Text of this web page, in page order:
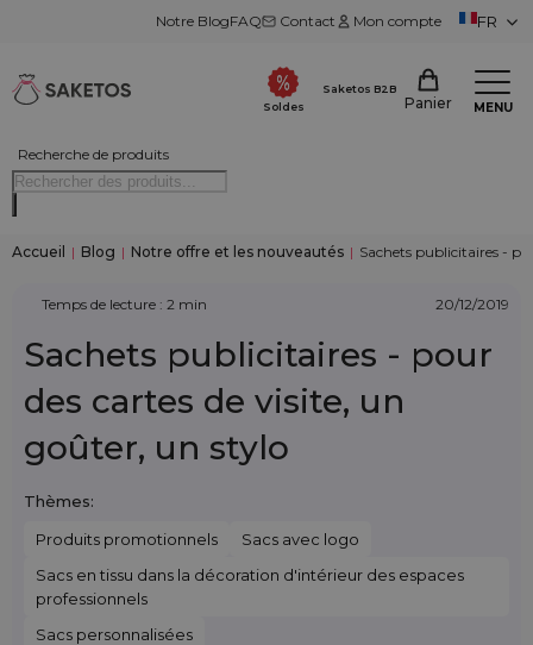
Notre BlogFAQ Contact Mon compte FR
Recherche de produits
Soldes
Saketos B2B
Panier MENU
Accueil | Blog | Notre offre et les nouveautés | Sachets publicitaires -
Temps de lecture : 2 min 20/12/2019
Sachets publicitaires - pour
des cartes de visite, un
goûter, un stylo
Thèmes:
Produits promotionnels
Sacs avec logo
Sacs en tissu dans la décoration d'intérieur des espaces
professionnels
Sacs personnalisées